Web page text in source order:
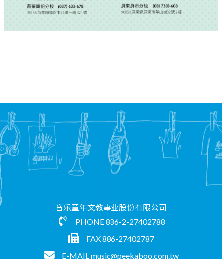
音乐童年文教事业股份有限公司
PHONE886-2-27402788
FAX 886-27402787
E-MAILmusic@peekaboo.com.tw